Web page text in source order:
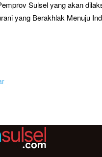
Sulsel yang akan
yang Berakhlak Menuju